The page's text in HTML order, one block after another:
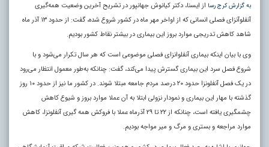
به گزارش کرج رسا از ایسنا، دکتر کیانوش جهانپور در تشریح آخرین وضعیت همه‌گیری
آنفلوآنزای فصلی انسانی که از اواخر مهر ماه در کشور شروع شده، گفت: از حدود ۱۳ آذر ماه
شاهد کاهش تدریجی موارد بروز این بیماری در بیشتر نقاط کشور بودیم.
وی با بیان اینکه بیماری آنفلوانزای فصلی موضوعی است که هر سال تکرار می‌شود و با
شروع فصل سرد این بیماری گسترش پیدا می‌کند، گفت: چنانکه به‌طور معمول انتظار می‌رود
در یک فصل آنفلونزا حدود ۲۰ درصد مردم جامعه مبتلا شوند. در کشور ما نیز از حدود ۱۰ روز
گذشته با مهار این بیماری و نمودار نزولی ابتلا به آن عملا موارد بروز و شیوع کاهش
چشمگیری یافته است، چنانکه از ۲۲ تا ۲۹ آذرماه عملا با فروکش همه گیری آنفلونزا، کاهش
موارد مراجعه و بستری و مرگ و میر مواجه بودیم.